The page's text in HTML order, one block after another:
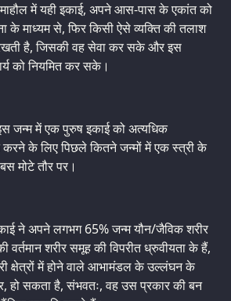
में यही इकाई, अपने आस-पास के एकांत को
के माध्यम से, फिर किसी ऐसे व्यक्ति की तलाश
है, जिसकी वह सेवा कर सके और इस
को नियमित कर सके।
जन्म में एक पुरुष इकाई को अत्यधिक
के लिए पिछले कितने जन्मों में एक स्त्री के
मोटे तौर पर।
ने अपने लगभग 65% जन्म यौन/जैविक शरीर
शरीर समूह की विपरीत ध्रुवीयता के हैं,
क्षेत्रों में होने वाले आभामंडल के उल्लंघन के
हो सकता है, संभवतः, वह उस प्रकार की बन